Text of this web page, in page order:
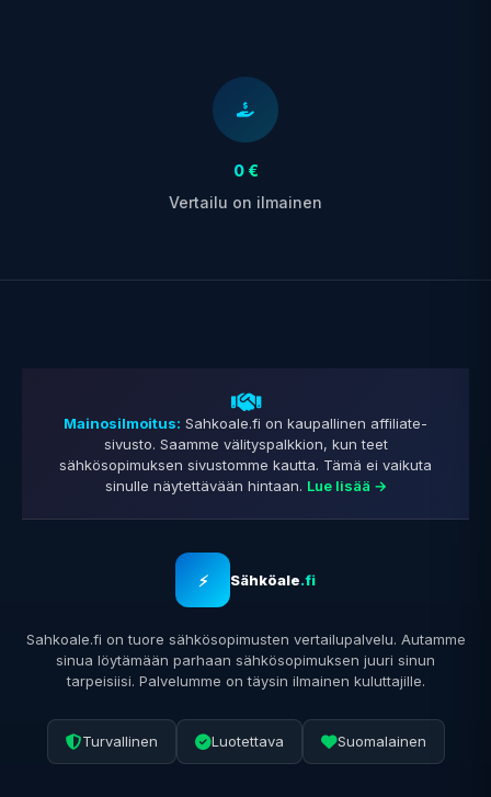
0 €
Vertailu on ilmainen
Mainosilmoitus: Sahkoale.fi on kaupallinen affiliate-
sivusto. Saamme välityspalkkion, kun teet
sähkösopimuksen sivustomme kautta. Tämä ei vaikuta
sinulle näytettävään hintaan. Lue lisää →
⚡ Sähköale.fi
Sahkoale.fi on tuore sähkösopimusten vertailupalvelu. Autamme
sinua löytämään parhaan sähkösopimuksen juuri sinun
tarpeisiisi. Palvelumme on täysin ilmainen kuluttajille.
Turvallinen Luotettava Suomalainen